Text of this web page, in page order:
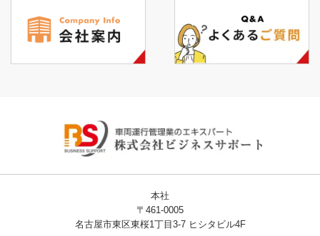
本社
〒461-0005
名古屋市東区東桜1丁目3-7 ヒシタビル4F